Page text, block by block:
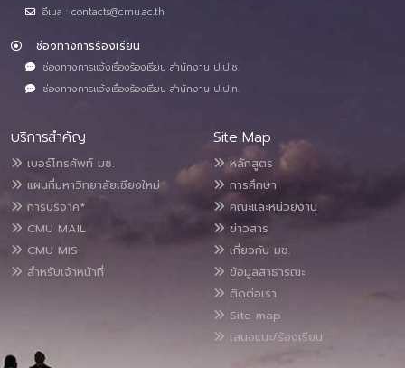
อีเมล : contacts@cmu.ac.th
ช่องทางการร้องเรียน
ช่องทางการแจ้งเรื่องร้องเรียน สำนักงาน ป.ป.ช.
ช่องทางการแจ้งเรื่องร้องเรียน สำนักงาน ป.ป.ท.
บริการสำคัญ
เบอร์โทรศัพท์ มช.
แผนที่มหาวิทยาลัยเชียงใหม่
การบริจาค*
CMU MAIL
CMU MIS
สำหรับเจ้าหน้าที่
Site Map
หลักสูตร
การศึกษา
คณะและหน่วยงาน
ข่าวสาร
เกี่ยวกับ มช.
ข้อมูลสาธารณะ
ติดต่อเรา
Site map
เสนอแนะ/ร้องเรียน